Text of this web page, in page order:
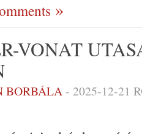
VONAT
BORBÁLA- 2025-12-21